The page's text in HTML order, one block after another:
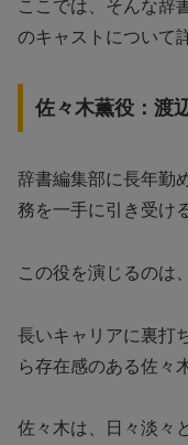
ここでは、そんな辞
のキャストについて
佐々木薫役：渡
辞書編集部に長年勤
務を一手に引き受け
この役を演じるのは
長いキャリアに裏打
ら存在感のある佐々
佐々木は、日々淡々